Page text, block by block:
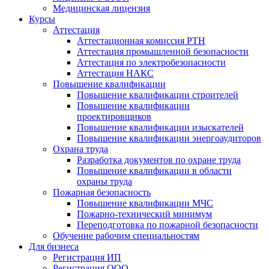
Медицинская лицензия
Курсы
Аттестация
Аттестационная комиссия РТН
Аттестация промышленной безопасности
Аттестация по электробезопасности
Аттестация НАКС
Повышение квалификации
Повышение квалификации строителей
Повышение квалификации
проектировщиков
Повышение квалификации изыскателей
Повышение квалификации энергоаудиторов
Охрана труда
Разработка документов по охране труда
Повышение квалификации в области
охраны труда
Пожарная безопасность
Повышение квалификации МЧС
Пожарно-технический минимум
Переподготовка по пожарной безопасности
Обучение рабочим специальностям
Для бизнеса
Регистрация ИП